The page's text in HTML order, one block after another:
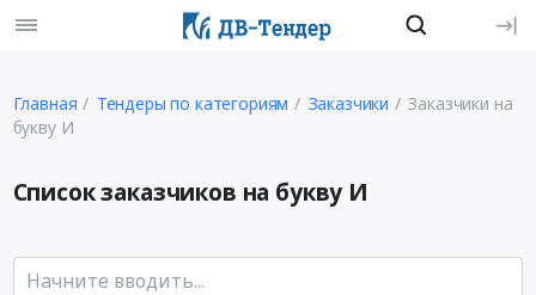
Главная Тендеры по категориям Заказчики
Заказчики на
букву И
Список заказчиков на букву И